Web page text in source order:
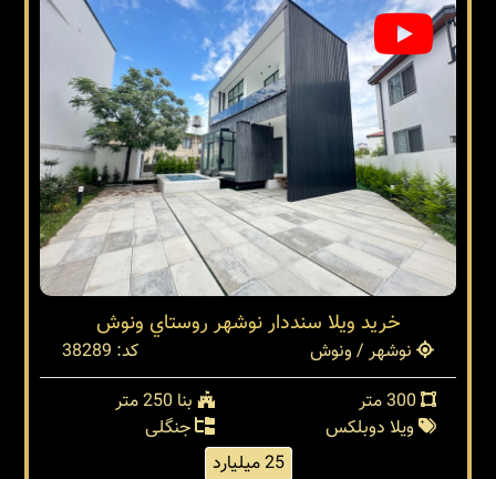
خرید ویلا سنددار نوشهر روستاي ونوش
نوشهر / ونوش
کد: 38289
بنا 250 متر
ویلا دوبلکس
جنگلی
25 میلیارد